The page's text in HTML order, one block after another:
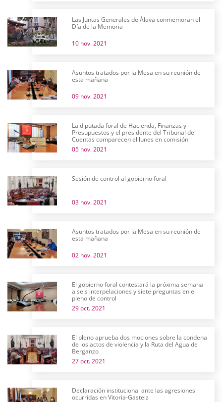
Las Juntas Generales de Álava conmemoran el
Día de la Memoria
10 nov. 2021
Asuntos tratados por la Mesa en su reunión de
esta mañana
09 nov. 2021
La diputada foral de Hacienda, Finanzas y
Presupuestos y el presidente del Tribunal de
Cuentas comparecen el lunes en comisión
05 nov. 2021
Sesión de control al gobierno foral
03 nov. 2021
Asuntos tratados por la Mesa en su reunión de
esta mañana
02 nov. 2021
El gobierno foral contestará la próxima semana
a seis interpelaciones y siete preguntas en el
pleno de control
29 oct. 2021
El pleno aprueba dos mociones sobre la condena
de los actos de violencia y la Ruta del Agua de
Berganzo
27 oct. 2021
Declaración institucional ante las agresiones
ocurridas en Vitoria-Gasteiz